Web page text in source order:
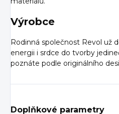
Výrobce
Rodinná společnost Revol už
energii i srdce do tvorby
poznáte podle originálního
Doplňkové parametry